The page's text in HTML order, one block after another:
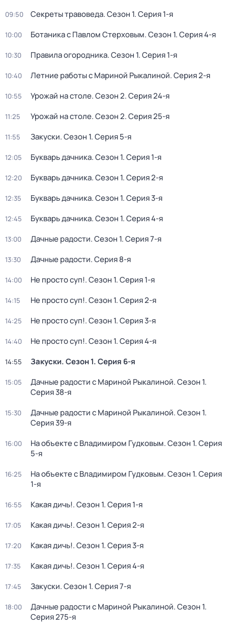
09:50 Секреты травоведа. Сезон 1. Серия 1-я
10:00 Ботаника с Павлом Стерховым. Сезон 1. Серия 4-я
10:30 Правила огородника. Сезон 1. Серия 1-я
10:40 Летние работы с Мариной Рыкалиной. Серия 2-я
10:55 Урожай на столе. Сезон 2. Серия 24-я
11:25 Урожай на столе. Сезон 2. Серия 25-я
11:55 Закуски. Сезон 1. Серия 5-я
12:05 Букварь дачника. Сезон 1. Серия 1-я
12:20 Букварь дачника. Сезон 1. Серия 2-я
12:35 Букварь дачника. Сезон 1. Серия 3-я
12:45 Букварь дачника. Сезон 1. Серия 4-я
13:00 Дачные радости. Сезон 1. Серия 7-я
13:30 Дачные радости. Серия 8-я
14:00 Не просто суп!. Сезон 1. Серия 1-я
14:15 Не просто суп!. Сезон 1. Серия 2-я
14:25 Не просто суп!. Сезон 1. Серия 3-я
14:40 Не просто суп!. Сезон 1. Серия 4-я
14:55 Закуски. Сезон 1. Серия 6-я
15:05 Дачные радости с Мариной Рыкалиной. Сезон 1.
Серия 38-я
15:30 Дачные радости с Мариной Рыкалиной. Сезон 1.
Серия 39-я
16:00 На объекте с Владимиром Гудковым. Сезон 1. Серия
5-я
16:25 На объекте с Владимиром Гудковым. Сезон 1. Серия
1-я
16:55 Какая дичь!. Сезон 1. Серия 1-я
17:05 Какая дичь!. Сезон 1. Серия 2-я
17:20 Какая дичь!. Сезон 1. Серия 3-я
17:35 Какая дичь!. Сезон 1. Серия 4-я
17:45 Закуски. Сезон 1. Серия 7-я
18:00 Дачные радости с Мариной Рыкалиной. Сезон 1.
Серия 275-я